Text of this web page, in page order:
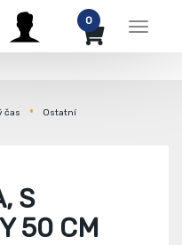
Menu
0
čas Ostatní
S
50 CM